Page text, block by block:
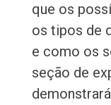
que os
os tipos de
e como os
seção de